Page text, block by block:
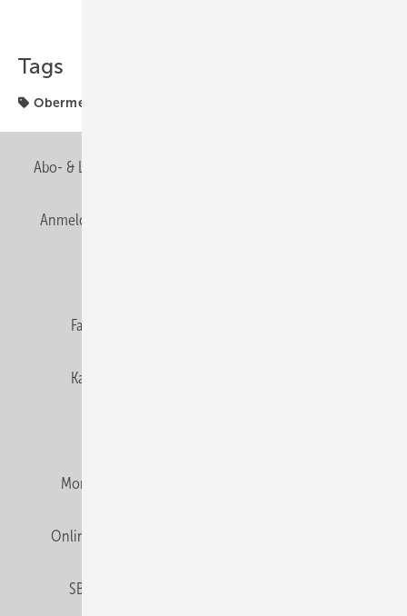
Tags
Obermeister
Abo- & Leserservice
Anmelden
Fachbeiträge
Karriere bei Gentner
Montagezeiten Heizung
Online Mediadaten
SBZ abonnieren